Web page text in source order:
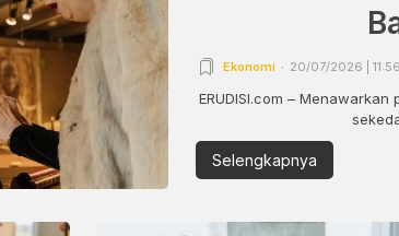
Ekonomi 20/07/2026 | 11:56
ERUDISI.com –
Selengkapnya